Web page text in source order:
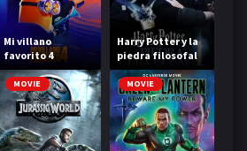
Mi villano
favorito 4
Harry Potter y la
piedra filosofal
MOVIE MOVIE